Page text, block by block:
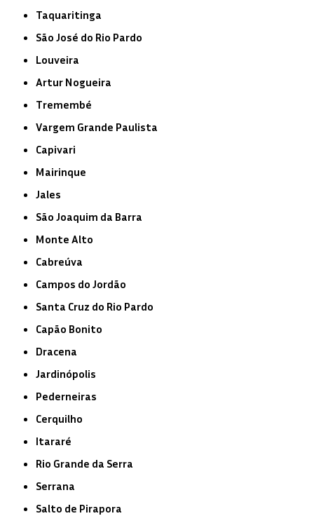
Taquaritinga
São José do Rio Pardo
Louveira
Artur Nogueira
Tremembé
Vargem Grande Paulista
Capivari
Mairinque
Jales
São Joaquim da Barra
Monte Alto
Cabreúva
Campos do Jordão
Santa Cruz do Rio Pardo
Capão Bonito
Dracena
Jardinópolis
Pederneiras
Cerquilho
Itararé
Rio Grande da Serra
Serrana
Salto de Pirapora